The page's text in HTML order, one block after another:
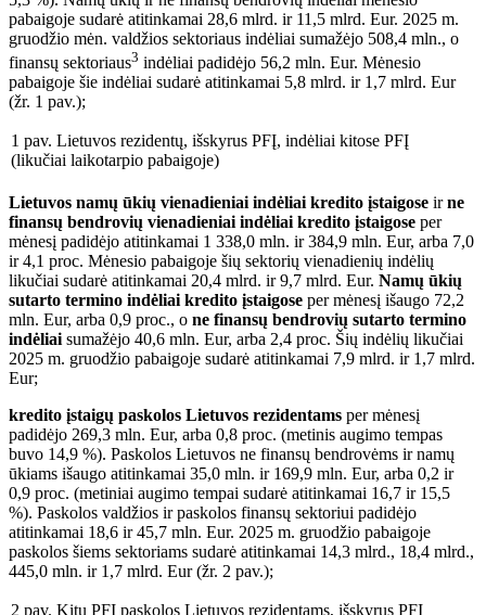
pabaigoje sudarė atitinkamai 28,6 mlrd. ir 11,5 mlrd. Eur. 2025 m.
gruodžio mėn. valdžios sektoriaus indėliai sumažėjo 508,4 mln., o
finansų sektoriaus3 indėliai padidėjo 56,2 mln. Eur. Mėnesio
pabaigoje šie indėliai sudarė atitinkamai 5,8 mlrd. ir 1,7 mlrd. Eur
(žr. 1 pav.);
1 pav. Lietuvos rezidentų, išskyrus PFĮ, indėliai kitose PFĮ
(likučiai laikotarpio pabaigoje)
Lietuvos namų ūkių vienadieniai indėliai kredito įstaigose irne
finansų bendrovių vienadieniai indėliai kredito įstaigose per
mėnesį padidėjo atitinkamai 1 338,0 mln. ir 384,9 mln. Eur, arba 7,0
ir 4,1 proc. Mėnesio pabaigoje šių sektorių vienadienių indėlių
likučiai sudarė atitinkamai 20,4 mlrd. ir 9,7 mlrd. Eur. Namų ūkių
sutarto termino indėliai kredito įstaigose per mėnesį išaugo 72,2
mln. Eur, arba 0,9 proc., o ne finansų bendrovių sutarto termino
indėliaisumažėjo 40,6 mln. Eur, arba 2,4 proc. Šių indėlių likučiai
2025 m. gruodžio pabaigoje sudarė atitinkamai 7,9 mlrd. ir 1,7 mlrd.
Eur;
kredito įstaigų paskolos Lietuvos rezidentams per mėnesį
padidėjo 269,3 mln. Eur, arba 0,8 proc. (metinis augimo tempas
buvo 14,9 %). Paskolos Lietuvos ne finansų bendrovėms ir namų
ūkiams išaugo atitinkamai 35,0 mln. ir 169,9 mln. Eur, arba 0,2 ir
0,9 proc. (metiniai augimo tempai sudarė atitinkamai 16,7 ir 15,5
%). Paskolos valdžios ir paskolos finansų sektoriui padidėjo
atitinkamai 18,6 ir 45,7 mln. Eur. 2025 m. gruodžio pabaigoje
paskolos šiems sektoriams sudarė atitinkamai 14,3 mlrd., 18,4 mlrd.,
445,0 mln. ir 1,7 mlrd. Eur (žr. 2 pav.);
2 pav. Kitų PFĮ paskolos Lietuvos rezidentams, išskyrus PFĮ